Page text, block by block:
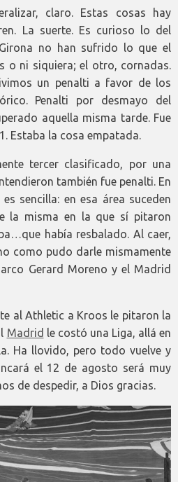
claro. Estas cosas hay
La suerte. Es curioso lo del
no han sufrido lo que el
o ni siquiera; el otro, cornadas.
un penalti a favor de los
Penalti por desmayo del
aquella misma tarde. Fue
Estaba la cosa empatada.
tercer clasificado, por una
también fue penalti. En
sencilla: en esa área suceden
la misma en la que sí pitaron
había resbalado. Al caer,
como pudo darle mismamente
Gerard Moreno y el Madrid
al Athletic a Kroos le pitaron la
Madrid le costó una Liga, allá en
Ha llovido, pero todo vuelve y
el 12 de agosto será muy
de despedir, a Dios gracias.